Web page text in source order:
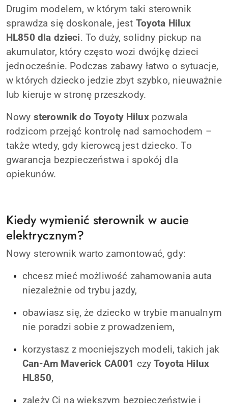
Drugim modelem, w którym taki sterownik
sprawdza się doskonale, jest Toyota Hilux
HL850 dla dzieci. To duży, solidny pickup na
akumulator, który często wozi dwójkę dzieci
jednocześnie. Podczas zabawy łatwo o sytuacje,
w których dziecko jedzie zbyt szybko, nieuważnie
lub kieruje w stronę przeszkody.
Nowy sterownik do Toyoty Hiluxpozwala
rodzicom przejąć kontrolę nad samochodem –
także wtedy, gdy kierowcą jest dziecko. To
gwarancja bezpieczeństwa i spokój dla
opiekunów.
Kiedy wymienić sterownik w aucie
elektrycznym?
Nowy sterownik warto zamontować, gdy:
chcesz mieć możliwość zahamowania auta
niezależnie od trybu jazdy,
obawiasz się, że dziecko w trybie manualnym
nie poradzi sobie z prowadzeniem,
korzystasz z mocniejszych modeli, takich jak
Can-Am Maverick CA001 czyToyota Hilux
HL850,
zależy Ci na większym bezpieczeństwie i